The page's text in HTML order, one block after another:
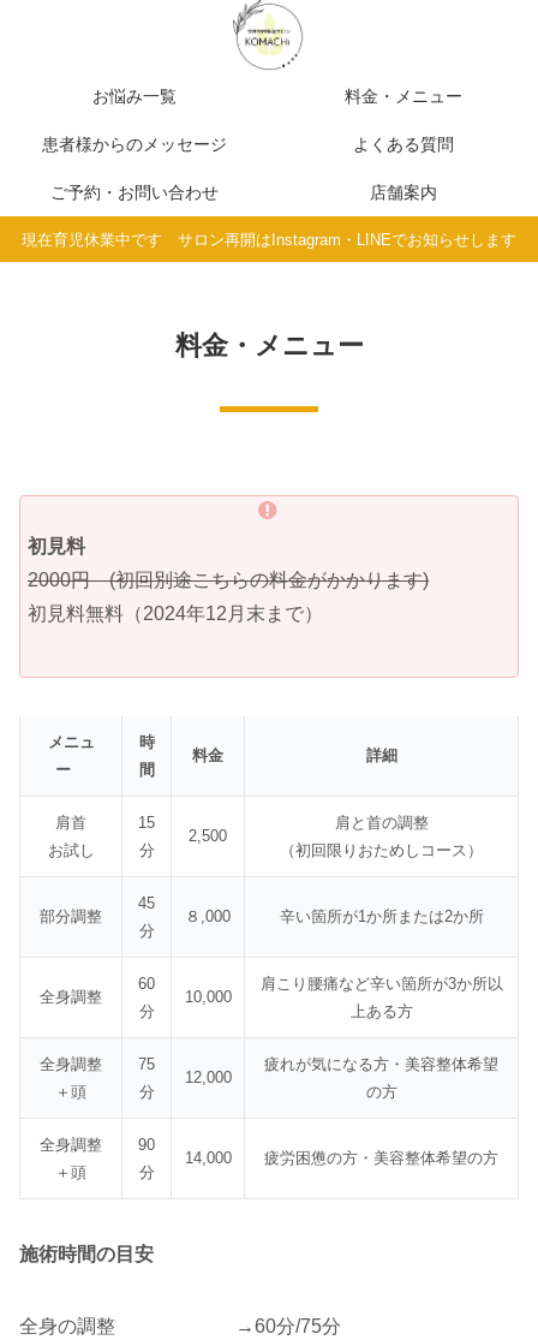
お悩み一覧 料金・メニュー
患者様からのメッセージ よくある質問
ご予約・お問い合わせ 店舗案内
現在育児休業中です サロン再開はInstagram・LINEでお知らせします
料金・メニュー
初見料
2000円 (初回別途こちらの料金がかかります)
初見料無料（2024年12月末まで）
メニュ
ー
時
間
料金 詳細
肩首
お試し
15
分
2,500
肩と首の調整
（初回限りおためしコース）
部分調整
45
分
８,000 辛い箇所が1か所または2か所
全身調整
60
分
10,000
肩こり腰痛など辛い箇所が3か所以
上ある方
全身調整
＋頭
75
分
12,000
疲れが気になる方・美容整体希望
の方
全身調整
＋頭
90
分
14,000 疲労困憊の方・美容整体希望の方
施術時間の目安
全身の調整 →60分/75分